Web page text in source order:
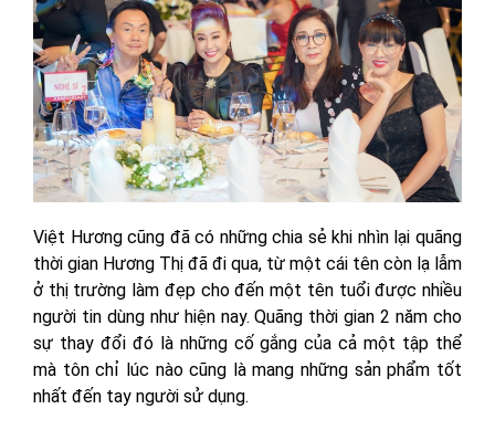
Việt Hương cũng đã có những chia sẻ khi nhìn lại quãng
thời gian Hương Thị đã đi qua, từ một cái tên còn lạ lẫm
ở thị trường làm đẹp cho đến một tên tuổi được nhiều
người tin dùng như hiện nay. Quãng thời gian 2 năm cho
sự thay đổi đó là những cố gắng của cả một tập thể
mà tôn chỉ lúc nào cũng là mang những sản phẩm tốt
nhất đến tay người sử dụng.